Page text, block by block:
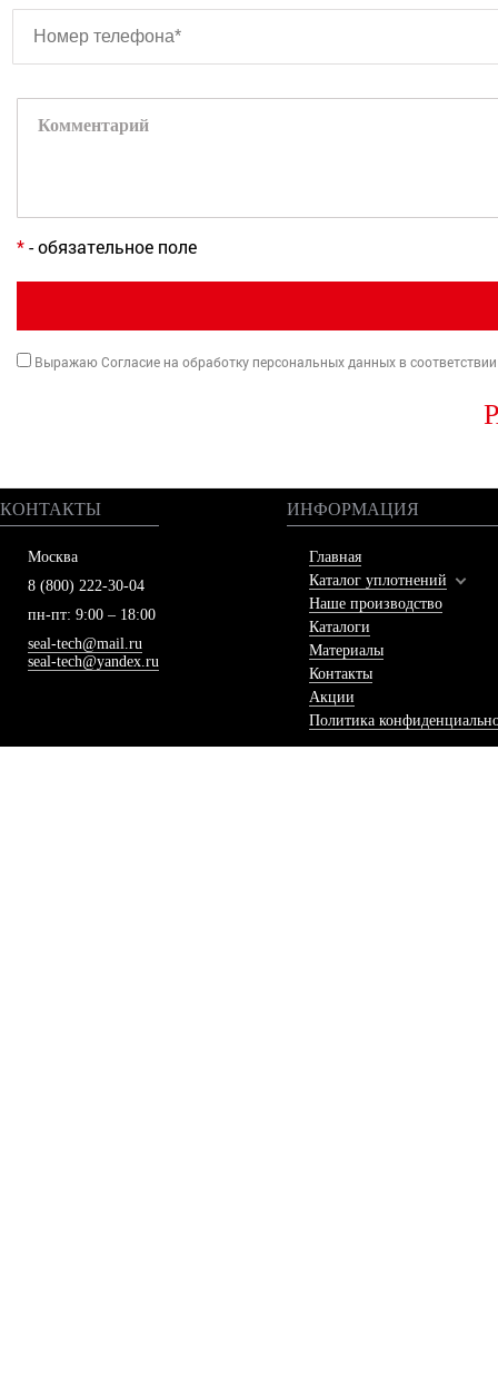
*- обязательное поле
Выражаю Согласие на обработку персональных данных в
КОНТАКТЫ
Москва
8 (800) 222-30-04
пн-пт: 9:00 – 18:00
seal-tech@mail.ru
seal-tech@yandex.ru
ИНФОРМАЦИЯ
Главная
Каталог уплотнений
Наше производство
Каталоги
Материалы
Контакты
Акции
Политика